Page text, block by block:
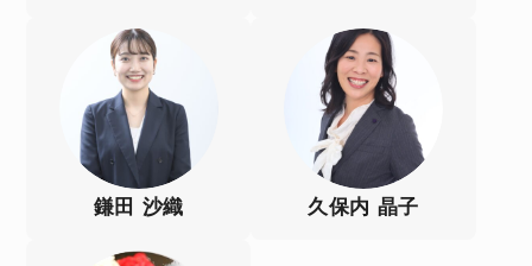
鎌田 沙織 久保内 晶子